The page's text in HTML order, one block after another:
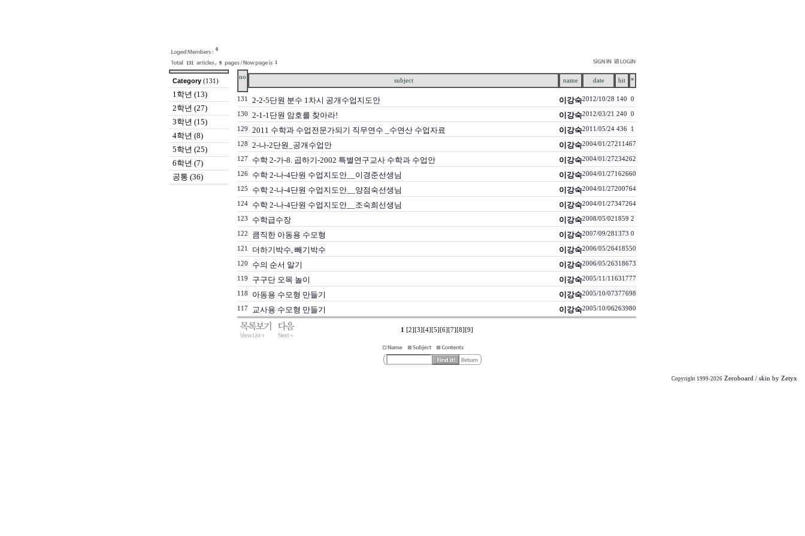
0
131 9 1
Category (131)
1학년 (13)
2학년 (27)
3학년 (15)
4학년 (8)
5학년 (25)
6학년 (7)
공통 (36)
no
subject name date hit *
131 2-2-5단원 분수 1차시 공개수업지도안 이강숙2012/10/28 140 0
130 2-1-1단원 암호를 찾아라! 이강숙2012/03/21 240 0
129 2011 수학과 수업전문가되기 직무연수 _수연산 수업자료 이강숙2011/05/24 436 1
128 2-나-2단원_공개수업안 이강숙2004/01/27211467
127 수학 2-가-8. 곱하기-2002 특별연구교사 수학과 수업안 이강숙2004/01/27234262
126 수학 2-나-4단원 수업지도안__이경준선생님 이강숙2004/01/27162660
125 수학 2-나-4단원 수업지도안__양점숙선생님 이강숙2004/01/27200764
124 수학 2-나-4단원 수업지도안__조숙희선생님 이강숙2004/01/27347264
123 수학급수장 이강숙2008/05/021859 2
122 큼직한 아동용 수모형 이강숙2007/09/281373 0
121 더하기박수, 빼기박수 이강숙2006/05/26418550
120 수의 순서 알기 이강숙2006/05/26318673
119 구구단 오목 놀이 이강숙2005/11/11 631777
118 아동용 수모형 만들기 이강숙2005/10/07377698
117 교사용 수모형 만들기 이강숙2005/10/06263980
1 [2] [3] [4] [5] [6] [7] [8] [9]
Copyright 1999-2026 Zeroboard / skin by Zetyx